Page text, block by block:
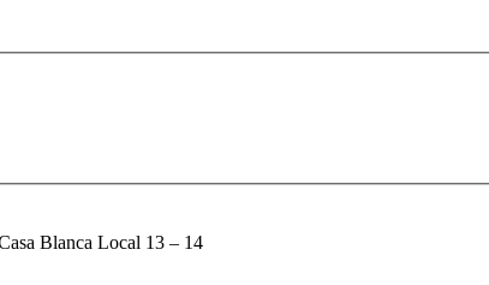
Blanca Local 13 – 14